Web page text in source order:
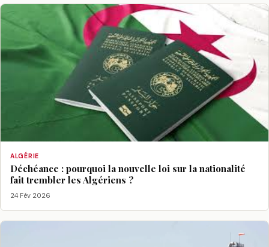
ALGÉRIE
Déchéance : pourquoi la nouvelle loi sur la nationalité
fait trembler les Algériens ?
24 Fév 2026